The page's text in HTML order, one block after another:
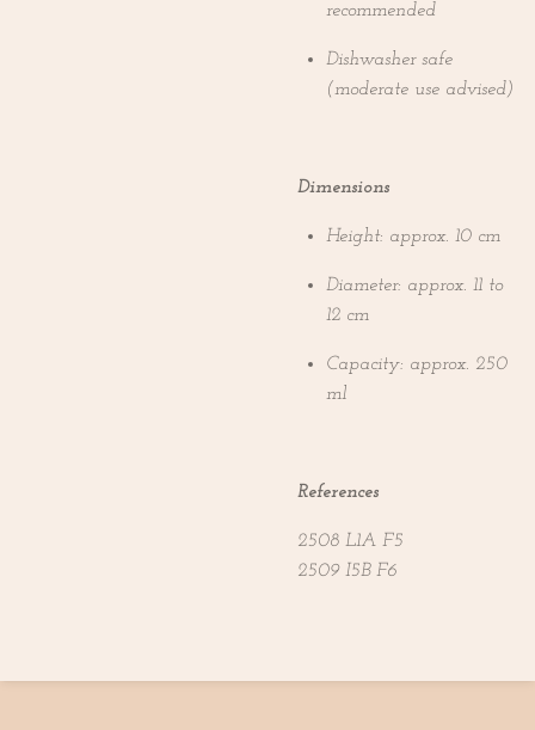
recommended
Dishwasher safe
(moderate use advised)
Dimensions
Height: approx. 10 cm
Diameter: approx. 11 to
12 cm
Capacity: approx. 250
ml
References
2508 L1A F5
2509 I5B F6